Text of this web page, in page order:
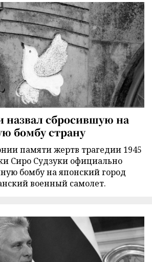
назвал сбросившую на
бомбу страну
памяти жертв трагедии 1945
Сиро Судзуки официально
бомбу на японский город
военный самолет.